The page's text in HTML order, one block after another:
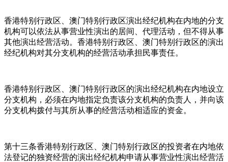
香港特别行政区、澳门特别行政区演出经纪机构在内地的分支
机构可以依法从事营业性演出的居间、代理活动，但不得从事
其他演出经营活动。香港特别行政区、澳门特别行政区的演出
经纪机构对其分支机构的经营活动承担民事责任。
香港特别行政区、澳门特别行政区的演出经纪机构在内地设立
分支机构，必须在内地指定负责该分支机构的负责人，并向该
分支机构拨付与其所从事的经营活动相适应的资金。
第十三条香港特别行政区、澳门特别行政区的投资者在内地依
法登记的独资经营的演出经纪机构申请从事营业性演出经营活